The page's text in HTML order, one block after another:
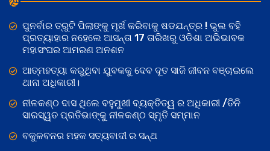
ପୁନର୍ବାର ତ୍ରୁଟି ପିଲାଙ୍କୁ ମୂର୍ଖ କରିବାକୁ ଷଡଯନ୍ତ୍ର ! ଭୁଲ ବହି
ପ୍ରତ୍ୟାହାର ନହେଲେ ଆସନ୍ତା 17 ତାରିଖରୁ ଓଡିଶା ଅଭିଭାବକ
ମହାସଂଘର ଆମରଣ ଅନଶନ
ଆତ୍ମହତ୍ୟା କରୁଥିବା ଯୁବକକୁ ଦେବ ଦୂତ ସାଜି ଜୀବନ ବଞ୍ଚାଇଲେ
ଥାନା ଅଧିକାରୀ।
ନୀଳକଣ୍ଠ ଦାସ ଥିଲେ ବହୁମୁଖୀ ବ୍ୟକ୍ତିତ୍ୱ ର ଅଧିକାରୀ /ତିନି
ସାରସ୍ୱତ ପ୍ରତିଭାଙ୍କୁ ନୀଳକଣ୍ଠ ସ୍ମୃତି ସମ୍ମାନ
ବକୁଳବନର ମହକ ସତ୍ୟବାଦୀ ର ସନ୍ଥ